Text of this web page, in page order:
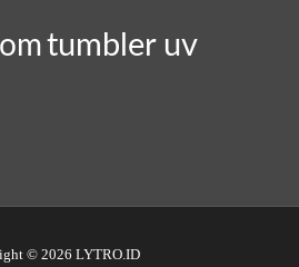
tumbler uv
© 2026 LYTRO.ID